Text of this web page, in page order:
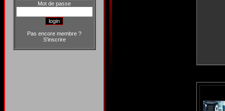
Mot de passe
Pas encore membre ?
S'inscrire